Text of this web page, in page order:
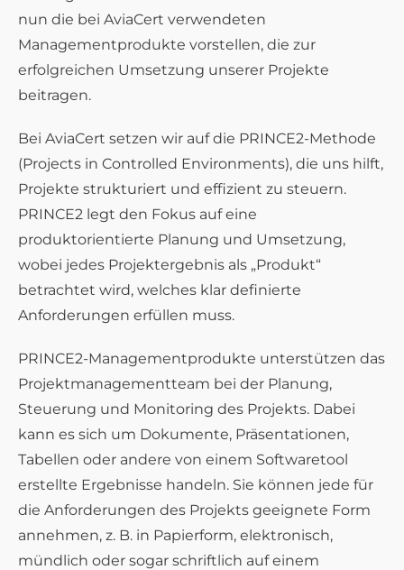
nun die bei AviaCert verwendeten
Managementprodukte vorstellen, die zur
erfolgreichen Umsetzung unserer Projekte
beitragen.
Bei AviaCert setzen wir auf die PRINCE2-Methode
(Projects in Controlled Environments), die uns hilft,
Projekte strukturiert und effizient zu steuern.
PRINCE2 legt den Fokus auf eine
produktorientierte Planung und Umsetzung,
wobei jedes Projektergebnis als „Produkt“
betrachtet wird, welches klar definierte
Anforderungen erfüllen muss.
PRINCE2-Managementprodukte unterstützen das
Projektmanagementteam bei der Planung,
Steuerung und Monitoring des Projekts. Dabei
kann es sich um Dokumente, Präsentationen,
Tabellen oder andere von einem Softwaretool
erstellte Ergebnisse handeln. Sie können jede für
die Anforderungen des Projekts geeignete Form
annehmen, z. B. in Papierform, elektronisch,
mündlich oder sogar schriftlich auf einem